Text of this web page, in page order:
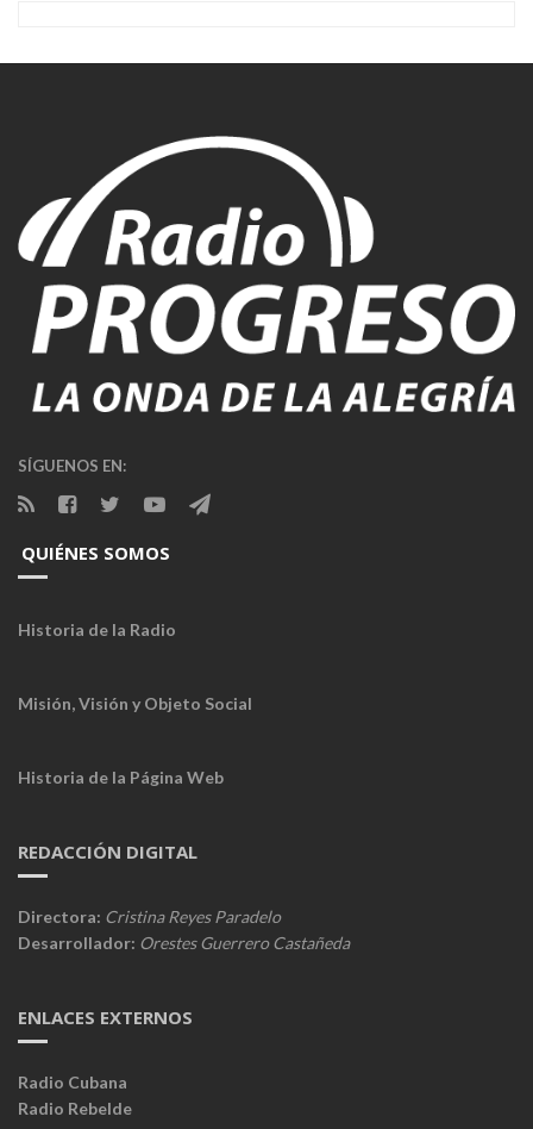
SÍGUENOS EN:
QUIÉNES SOMOS
Historia de la Radio
Misión, Visión y Objeto Social
Historia de la Página Web
REDACCIÓN DIGITAL
Directora: Cristina Reyes Paradelo
Desarrollador: Orestes Guerrero Castañeda
ENLACES EXTERNOS
Radio Cubana
Radio Rebelde